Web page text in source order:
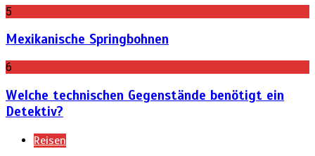
5
Mexikanische Springbohnen
6
Welche technischen Gegenstände benötigt ein
Detektiv?
Reisen